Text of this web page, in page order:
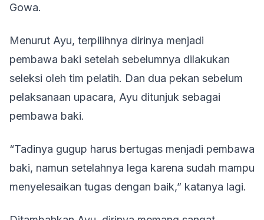
Gowa.
Menurut Ayu, terpilihnya dirinya menjadi
pembawa baki setelah sebelumnya dilakukan
seleksi oleh tim pelatih. Dan dua pekan sebelum
pelaksanaan upacara, Ayu ditunjuk sebagai
pembawa baki.
“Tadinya gugup harus bertugas menjadi pembawa
baki, namun setelahnya lega karena sudah mampu
menyelesaikan tugas dengan baik,” katanya lagi.